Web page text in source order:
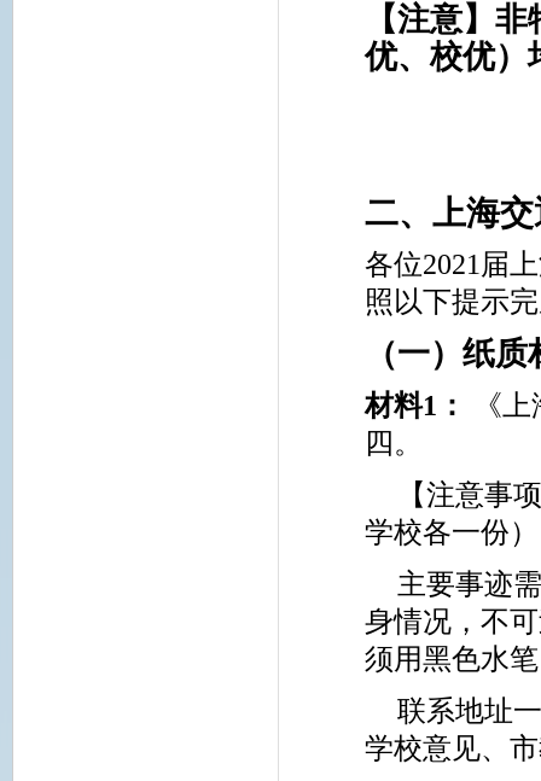
【注意】
优、校优）
二、上海
各位2021 届
照以下提示
（一）纸质
材料1 ：
《
四。
【注意事
学校各一份）
主要事迹
身情况，不
须用黑色水
联系地址
学校意见、